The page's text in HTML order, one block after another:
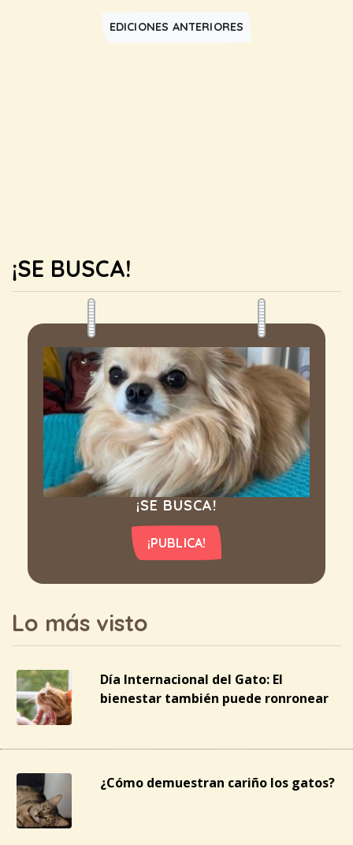
EDICIONES ANTERIORES
¡SE BUSCA!
¡SE BUSCA!
¡PUBLICA!
Lo más visto
Día Internacional del Gato: El
bienestar también puede ronronear
¿Cómo demuestran cariño los gatos?